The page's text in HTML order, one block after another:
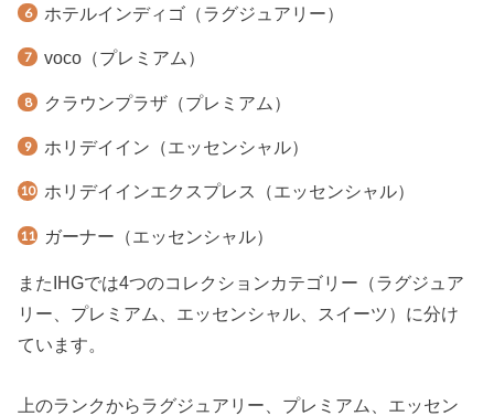
ホテルインディゴ（ラグジュアリー）
voco（プレミアム）
クラウンプラザ（プレミアム）
ホリデイイン（エッセンシャル）
ホリデイインエクスプレス（エッセンシャル）
ガーナー（エッセンシャル）
またIHGでは4つのコレクションカテゴリー（ラグジュア
リー、プレミアム、エッセンシャル、スイーツ）に分け
ています。
上のランクからラグジュアリー、プレミアム、エッセン